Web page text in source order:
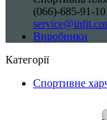
(066)-685-91-10
Виробники
Категорії
Спортивне